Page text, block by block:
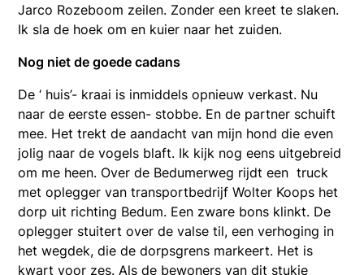
Jarco Rozeboom zeilen. Zonder een kreet te slaken.
Ik sla de hoek om en kuier naar het zuiden.
Nog niet de goede cadans
De ‘ huis’- kraai is inmiddels opnieuw verkast. Nu
naar de eerste essen- stobbe. En de partner schuift
mee. Het trekt de aandacht van mijn hond die even
jolig naar de vogels blaft. Ik kijk nog eens uitgebreid
om me heen. Over de Bedumerweg rijdt een truck
met oplegger van transportbedrijf Wolter Koops het
dorp uit richting Bedum. Een zware bons klinkt. De
oplegger stuitert over de valse til, een verhoging in
het wegdek, die de dorpsgrens markeert. Het is
kwart voor zes. Als de bewoners van dit stukje